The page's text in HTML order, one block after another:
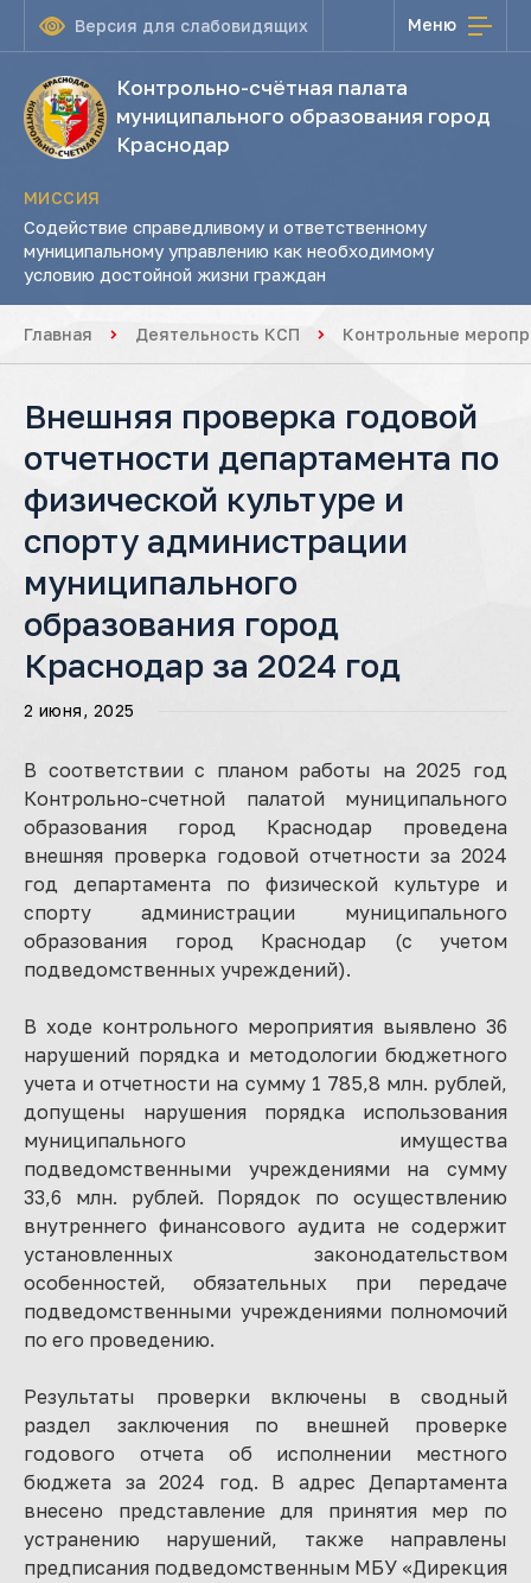
Версия для слабовидящих Меню
Контрольно-счётная палата
муниципального образования город
Краснодар
МИССИЯ
Содействие справедливому и ответственному
муниципальному управлению как необходимому
условию достойной жизни граждан
Главная Деятельность КСП Контрольные
Внешняя проверка годовой
отчетности департамента по
физической культуре и
спорту администрации
муниципального
образования город
Краснодар за 2024 год
2 июня, 2025
В соответствии с планом работы на 2025 год
Контрольно-счетной палатой муниципального
образования город Краснодар проведена
внешняя проверка годовой отчетности за 2024
год департамента по физической культуре и
спорту администрации муниципального
образования город Краснодар (с учетом
подведомственных учреждений).
В ходе контрольного мероприятия выявлено 36
нарушений порядка и методологии бюджетного
учета и отчетности на сумму 1 785,8 млн. рублей,
допущены нарушения порядка использования
муниципального имущества
подведомственными учреждениями на сумму
33,6 млн. рублей. Порядок по осуществлению
внутреннего финансового аудита не содержит
установленных законодательством
особенностей, обязательных при передаче
подведомственными учреждениями полномочий
по его проведению.
Результаты проверки включены в сводный
раздел заключения по внешней проверке
годового отчета об исполнении местного
бюджета за 2024 год. В адрес Департамента
внесено представление для принятия мер по
устранению нарушений, также направлены
предписания подведомственным МБУ «Дирекция